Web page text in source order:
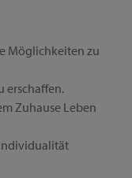
Möglichkeiten zu
erschaffen.
Zuhause Leben